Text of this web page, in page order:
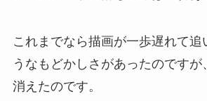
これまでなら描画が一歩遅れて追
うなもどかしさがあったのですが
消えたのです。